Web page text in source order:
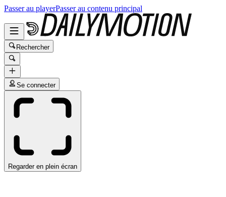
Passer au playerPasser au contenu principal
Rechercher
Se connecter
Regarder en plein écran